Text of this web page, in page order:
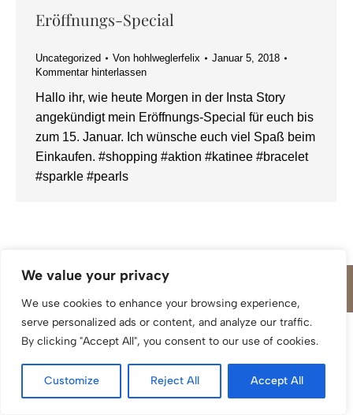
We value your privacy
We use cookies to enhance your browsing experience,
serve personalized ads or content, and analyze our traffic.
By clicking "Accept All", you consent to our use of cookies.
Customize Reject All Accept All
Eröffnungs-Special
Uncategorized Von hohlweglerfelix
Januar 5, 2018
Kommentar hinterlassen
Hallo ihr, wie heute Morgen in der Insta Story
angekündigt mein Eröffnungs-Special für euch bis
zum 15. Januar. Ich wünsche euch viel Spaß beim
Einkaufen. #shopping #aktion #katinee #bracelet
#sparkle #pearls